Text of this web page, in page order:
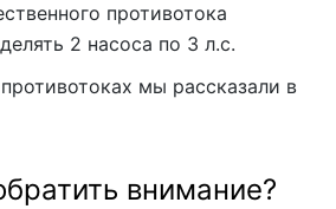
противотока
2 насоса по 3 л.с.
мы рассказали в
внимание?